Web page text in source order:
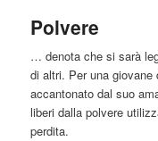
Polvere
… denota che si sarà
di altri. Per una
accantonato dal suo
liberidalla polvere
perdita.